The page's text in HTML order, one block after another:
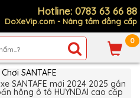
Hotline: 0783 63 66 88
DoXeVip.com - Nâng tầm đẳng cấp
0
SANTAFE
SANTAFE mới 2024 2025 gắn
hông ô tô HUYNDAI cao cấp